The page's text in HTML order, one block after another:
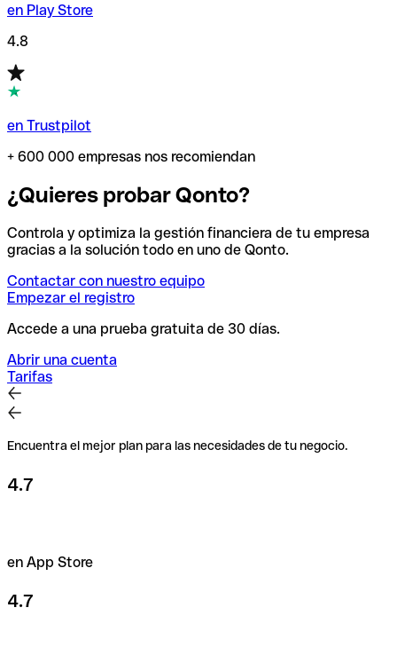
en Play Store
4.8
en Trustpilot
+ 600 000 empresas nos recomiendan
¿Quieres probar Qonto?
Controla y optimiza la gestión financiera de tu empresa
gracias a la solución todo en uno de Qonto.
Contactar con nuestro equipo
Empezar el registro
Accede a una prueba gratuita de 30 días.
Abrir una cuenta
Tarifas
Encuentra el mejor plan para las necesidades de tu negocio.
4.7
en App Store
4.7